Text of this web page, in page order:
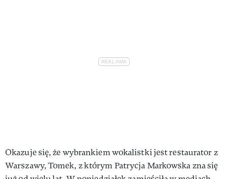
Okazuje się, że wybrankiem wokalistki jest restaurator z
Warszawy, Tomek, z którym Patrycja Markowska zna się